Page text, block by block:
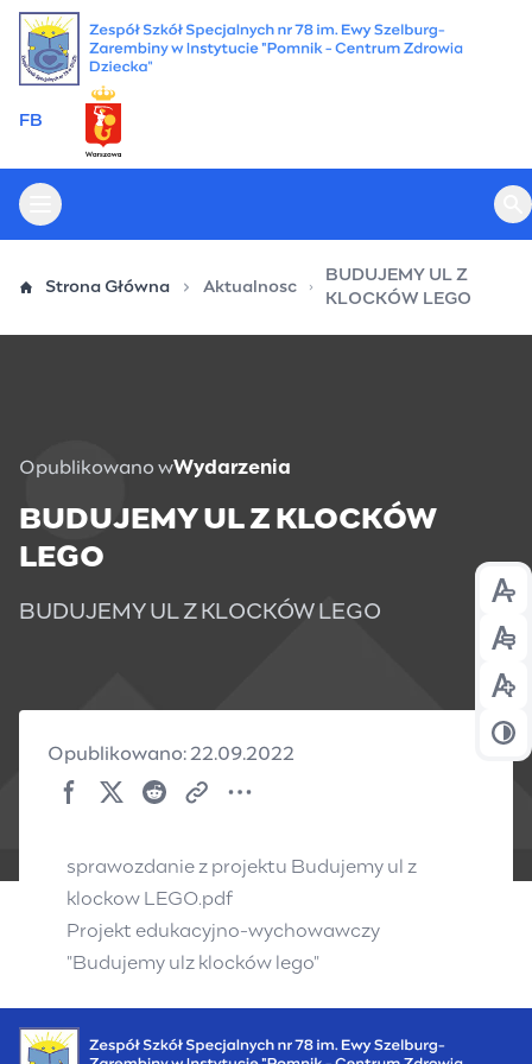
Przejdź
treści
FB
Otwórz menu główne
Strona Główna Aktualnosc
BUDUJEMY UL Z
KLOCKÓW LEGO
Opublikowano wWydarzenia
BUDUJEMY UL Z KLOCKÓW
LEGO
BUDUJEMY UL Z KLOCKÓW LEGO
Opublikowano: 22.09.2022
sprawozdanie z projektu Budujemy ul z
klockow LEGO.pdf
Projekt edukacyjno-wychowawczy
"Budujemy ulz klocków lego"